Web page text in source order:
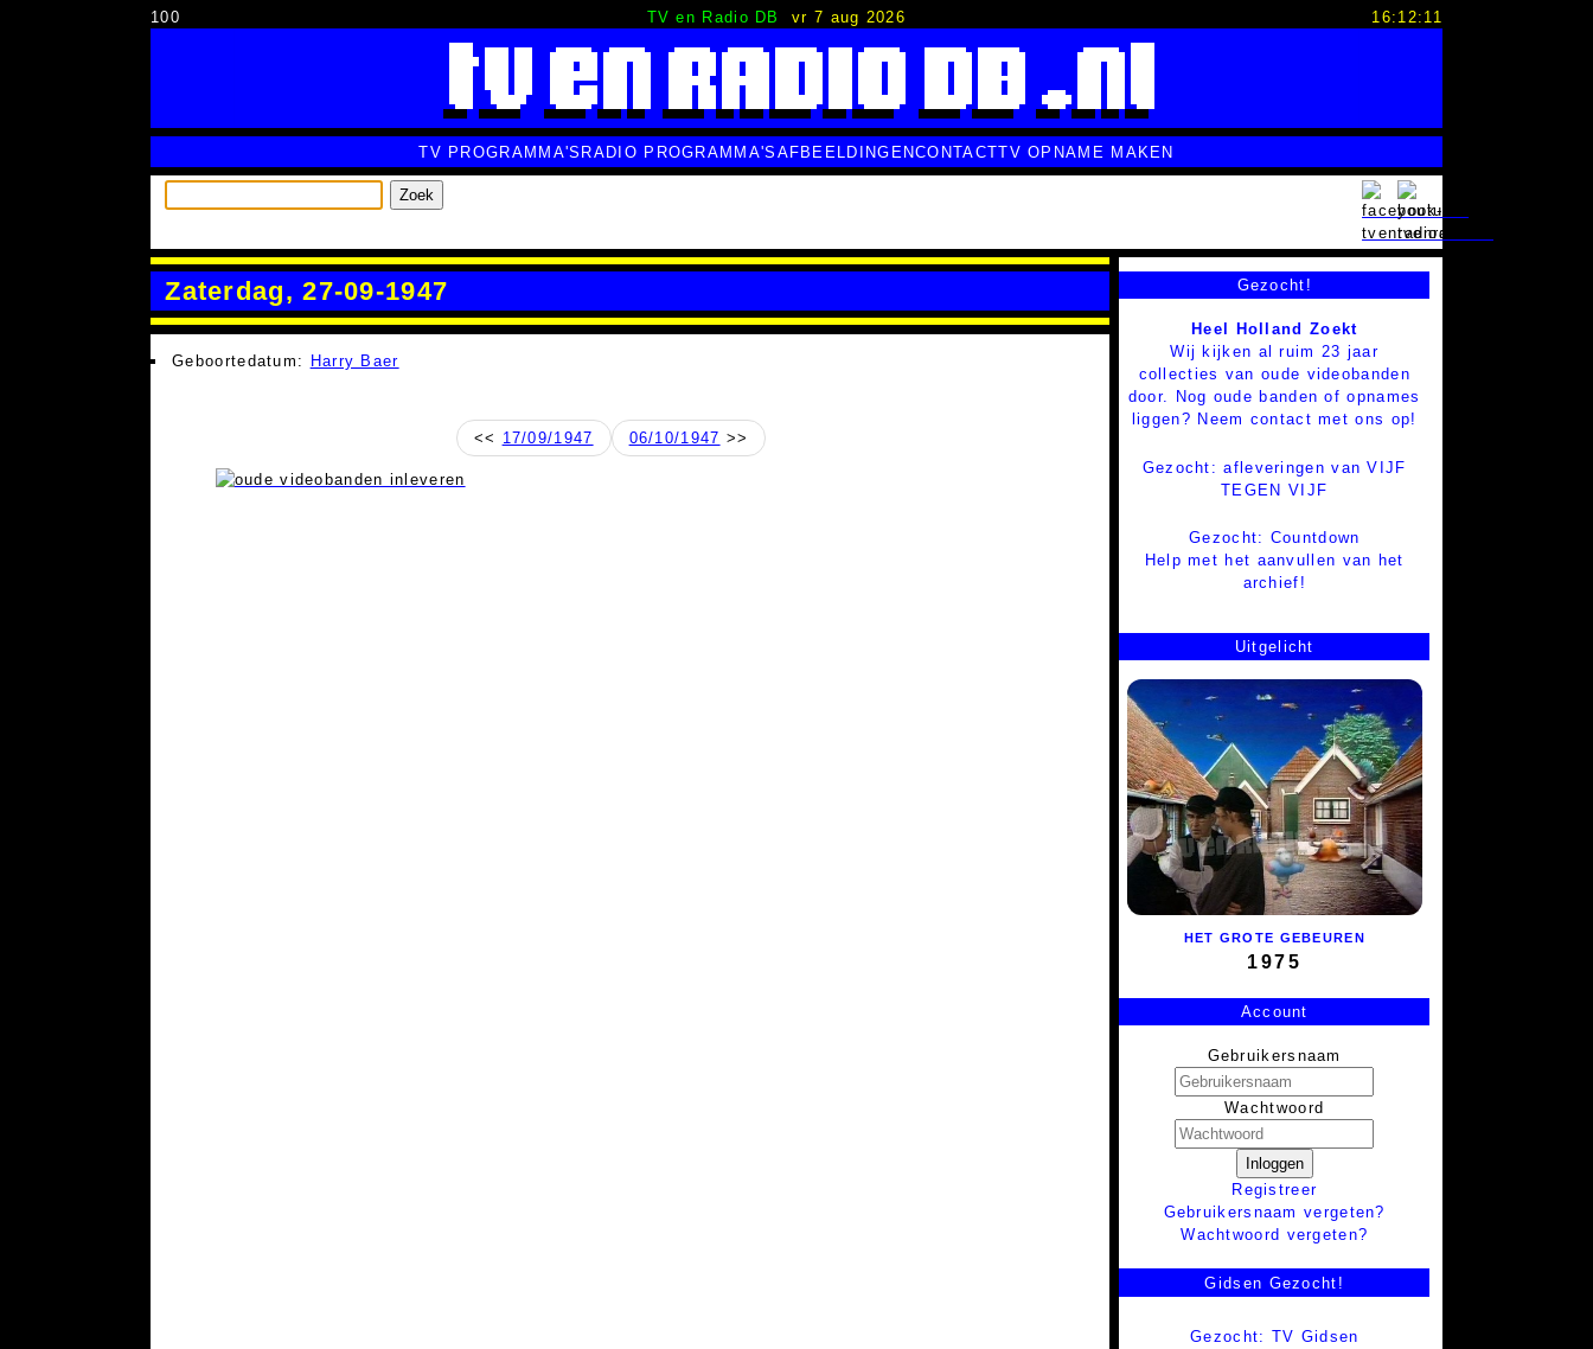
100 TV en Radio DB vr 7 aug 2026 16:12:12
TV PROGRAMMA'S RADIO PROGRAMMA'S AFBEELDINGENCONTACTTV OPNAME MAKEN
Zoek
Zaterdag, 27-09-1947
Geboortedatum: Harry Baer
<< 17/09/1947 06/10/1947 >>
Gezocht!
Heel Holland Zoekt
Wij kijken al ruim 23 jaar
collecties van oude videobanden
door. Nog oude banden of opnames
liggen? Neem contact met ons op!
Gezocht: afleveringen van VIJF
TEGEN VIJF
Gezocht: Countdown
Help met het aanvullen van het
archief!
Uitgelicht
HET GROTE GEBEUREN
1975
Account
Gebruikersnaam
Wachtwoord
Inloggen
Registreer
Gebruikersnaam vergeten?
Wachtwoord vergeten?
Gidsen Gezocht!
Gezocht: TV Gidsen